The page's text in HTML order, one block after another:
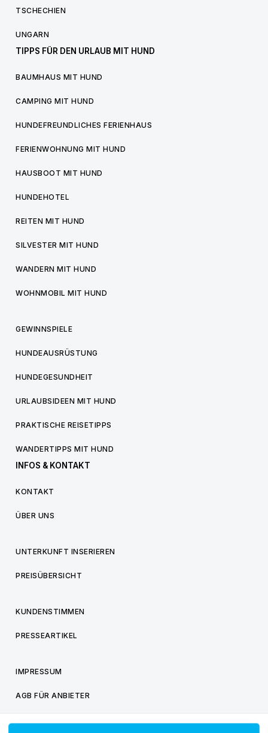
TSCHECHIEN
UNGARN
TIPPS FÜR DEN URLAUB MIT HUND
BAUMHAUS MIT HUND
CAMPING MIT HUND
HUNDEFREUNDLICHES FERIENHAUS
FERIENWOHNUNG MIT HUND
HAUSBOOT MIT HUND
HUNDEHOTEL
REITEN MIT HUND
SILVESTER MIT HUND
WANDERN MIT HUND
WOHNMOBIL MIT HUND
GEWINNSPIELE
HUNDEAUSRÜSTUNG
HUNDEGESUNDHEIT
URLAUBSIDEEN MIT HUND
PRAKTISCHE REISETIPPS
WANDERTIPPS MIT HUND
INFOS & KONTAKT
KONTAKT
ÜBER UNS
UNTERKUNFT INSERIEREN
PREISÜBERSICHT
KUNDENSTIMMEN
PRESSEARTIKEL
IMPRESSUM
AGB FÜR ANBIETER